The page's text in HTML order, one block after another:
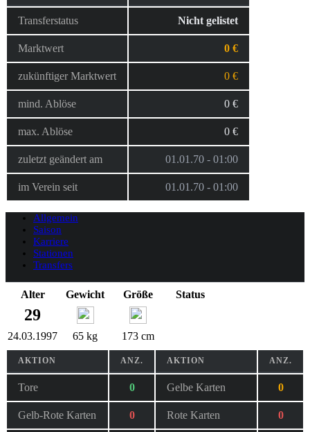
Transferstatus Nicht gelistet
Marktwert 0 €
zukünftiger Marktwert 0 €
mind. Ablöse 0 €
max. Ablöse 0 €
zuletzt geändert am 01.01.70 - 01:00
im Verein seit 01.01.70 - 01:00
Allgemein
Saison
Karriere
Stationen
Transfers
Alter
29
24.03.1997
Gewicht
65 kg
Größe
173 cm
Status
AKTION ANZ. AKTION ANZ.
Tore 0 Gelbe Karten 0
Gelb-Rote Karten 0 Rote Karten 0